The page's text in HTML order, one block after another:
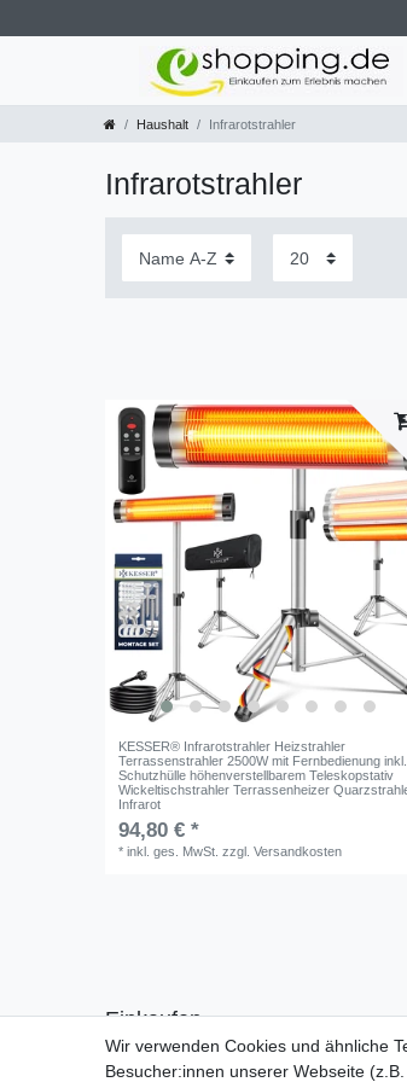
Haushalt Infrarotstrahler
Infrarotstrahler
KESSER® Infrarotstrahler Heizstrahler
Terrassenstrahler 2500W mit Fernbedienung inkl.
Schutzhülle höhenverstellbarem Teleskopstativ
Wickeltischstrahler Terrassenheizer
Infrarot
94,80 € *
*inkl. ges. MwSt. zzgl.Versandkosten
Einkaufen
Zahlungsarten
Versandarten & -kosten
Wir verwenden Cookies und ähnliche
Besucher:innen unserer Webseite